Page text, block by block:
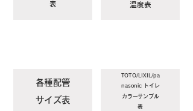
表
温度表
各種配管
サイズ表
TOTO/LIXIL/pa
nasonic トイレ
カラーサンプル
表